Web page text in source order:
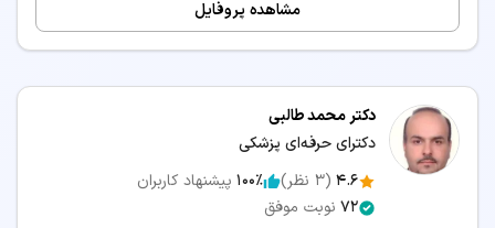
مشاهده پروفایل
دکتر محمد طالبی
دکترای حرفه‌ای پزشکی
4.6
(
3 نظر) 100٪ پیشنهاد کاربران
72 نوبت موفق